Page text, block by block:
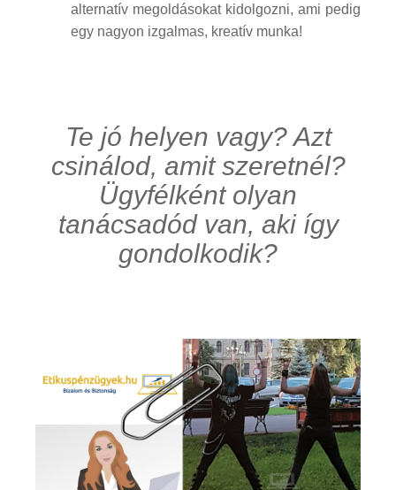
alternatív megoldásokat kidolgozni, ami pedig
egy nagyon izgalmas, kreatív munka!
Te jó helyen vagy? Azt
csinálod, amit szeretnél?
Ügyfélként olyan
tanácsadód van, aki így
gondolkodik?